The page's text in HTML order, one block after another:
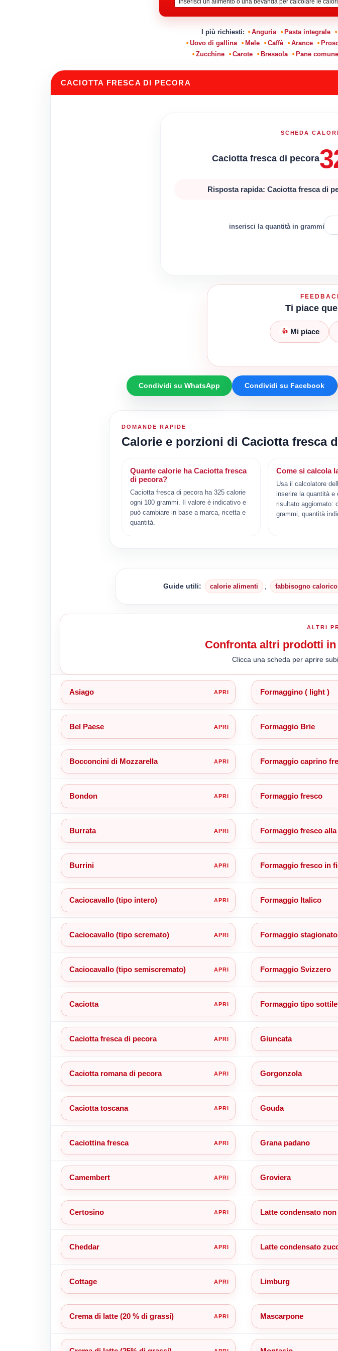
I più richiesti: Anguria Pasta integrale
Uovo di gallina
Mele Caffè Arance
Zucchine
Carote Bresaola Pane comune
CACIOTTA FRESCA DI PECORA
SCHEDA
Caciotta fresca di pecora
Risposta rapida: Caciotta fresca di
inserisci la quantità in grammi
Ti piace
👍 Mi piace
Condividi su WhatsApp Condividi su Facebook
DOMANDE RAPIDE
Calorie e porzioni di Caciotta fresca
Quante calorie ha Caciotta fresca
di pecora?
Caciotta fresca di pecora ha 325 calorie
ogni 100 grammi. Il valore è indicativo e
può cambiare in base a marca, ricetta e
quantità.
Come si calcola
Usa il calcolatore
inserire la quantità e
risultato aggiornato:
grammi, quantità
Guide utili: calorie alimenti fabbisogno calorico
ALTRI
Confronta altri prodotti
Clicca una scheda per aprire
Asiago Formaggino ( light )
Bel Paese Formaggio Brie
Bocconcini di Mozzarella Formaggio caprino
Bondon Formaggio fresco
Burrata Formaggio fresco alla
Burrini Formaggio fresco in
Caciocavallo (tipo intero) Formaggio Italico
Caciocavallo (tipo scremato) Formaggio stagionato
Caciocavallo (tipo semiscremato) Formaggio Svizzero
Caciotta Formaggio tipo
Caciotta fresca di pecora Giuncata
Caciotta romana di pecora Gorgonzola
Caciotta toscana Gouda
Caciottina fresca Grana padano
Camembert Groviera
Certosino Latte condensato
Cheddar Latte condensato
Cottage Limburg
Crema di latte (20 % di grassi) Mascarpone